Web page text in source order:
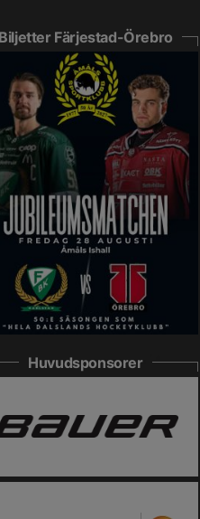
Biljetter Färjestad-Örebro
Huvudsponsorer